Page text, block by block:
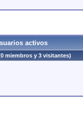
activos
miembros y 3 visitantes)